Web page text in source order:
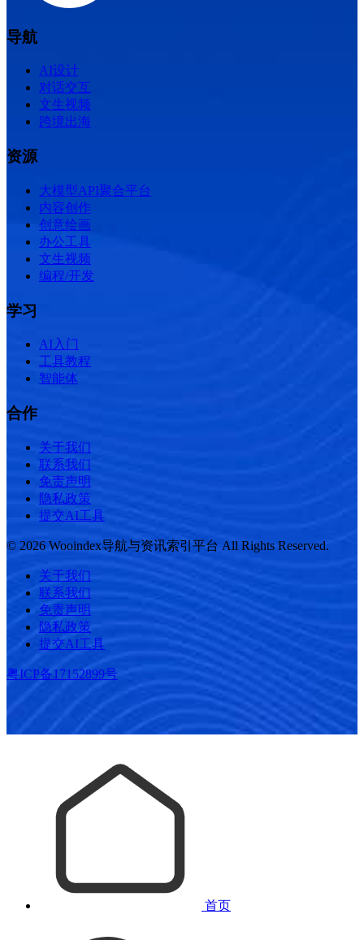
导航
AI设计
对话交互
文生视频
跨境出海
资源
大模型API聚合平台
内容创作
创意绘画
办公工具
文生视频
编程/开发
学习
AI入门
工具教程
智能体
合作
关于我们
联系我们
免责声明
隐私政策
提交AI工具
© 2026 Wooindex导航与资讯索引平台 All Rights Reserved.
关于我们
联系我们
免责声明
隐私政策
提交AI工具
粤ICP备17152899号
首页